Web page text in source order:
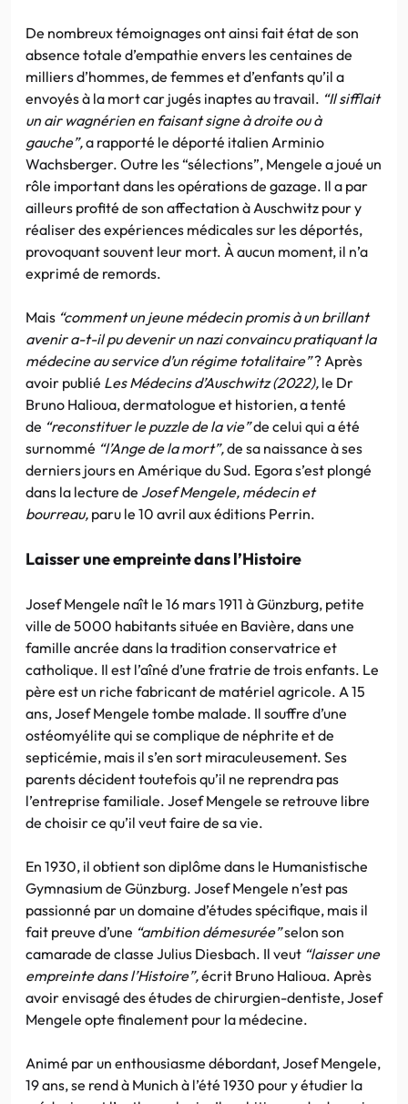
De nombreux témoignages ont ainsi fait état de son
absence totale d’empathie envers les centaines de
milliers d’hommes, de femmes et d’enfants qu’il a
envoyés à la mort car jugés inaptes au travail. “Il sifflait
un air wagnérien en faisant signe à droite ou à
gauche”,a rapporté le déporté italien Arminio
Wachsberger. Outre les “sélections”, Mengele a joué un
rôle important dans les opérations de gazage. Il a par
ailleurs profité de son affectation à Auschwitz pour y
réaliser des expériences médicales sur les déportés,
provoquant souvent leur mort. À aucun moment, il n’a
exprimé de remords.
Mais “comment un jeune médecin promis à un brillant
avenir a-t-il pu devenir un nazi convaincu pratiquant la
médecine au service d’un régime totalitaire”? Après
avoir publié Les Médecins d’Auschwitz (2022), le Dr
Bruno Halioua, dermatologue et historien, a tenté
de “reconstituer le puzzle de la vie”de celui qui a été
surnommé “l’Ange de la mort”,de sa naissance à ses
derniers jours en Amérique du Sud. Egora s’est plongé
dans la lecture de Josef Mengele, médecin et
bourreau, paru le 10 avril aux éditions Perrin.
Laisser une empreinte dans l’Histoire
Josef Mengele naît le 16 mars 1911 à Günzburg, petite
ville de 5000 habitants située en Bavière, dans une
famille ancrée dans la tradition conservatrice et
catholique. Il est l’aîné d’une fratrie de trois enfants. Le
père est un riche fabricant de matériel agricole. A 15
ans, Josef Mengele tombe malade. Il souffre d’une
ostéomyélite qui se complique de néphrite et de
septicémie, mais il s’en sort miraculeusement. Ses
parents décident toutefois qu’il ne reprendra pas
l’entreprise familiale. Josef Mengele se retrouve libre
de choisir ce qu’il veut faire de sa vie.
En 1930, il obtient son diplôme dans le Humanistische
Gymnasium de Günzburg. Josef Mengele n’est pas
passionné par un domaine d’études spécifique, mais il
fait preuve d’une “ambition démesurée”selon son
camarade de classe Julius Diesbach. Il veut “laisser une
empreinte dans l’Histoire”,écrit Bruno Halioua. Après
avoir envisagé des études de chirurgien-dentiste, Josef
Mengele opte finalement pour la médecine.
Animé par un enthousiasme débordant, Josef Mengele,
19 ans, se rend à Munich à l’été 1930 pour y étudier la